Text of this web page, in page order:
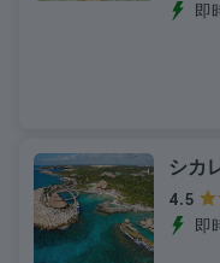
即
シカ
4.5
即